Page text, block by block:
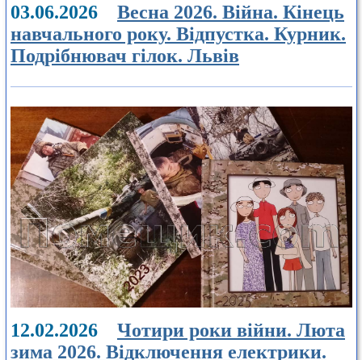
03.06.2026 Весна 2026. Війна. Кінець
навчального року. Відпустка. Курник.
Подрібнювач гілок. Львів
12.02.2026 Чотири роки війни. Люта
зима 2026. Відключення електрики.